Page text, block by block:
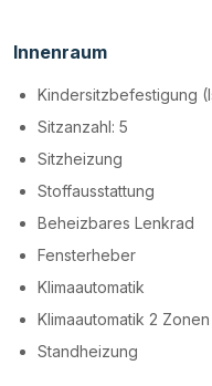
Innenraum
Kindersitzbefestigung
Sitzanzahl: 5
Sitzheizung
Stoffausstattung
Beheizbares Lenkrad
Fensterheber
Klimaautomatik
Klimaautomatik 2 Zonen
Standheizung